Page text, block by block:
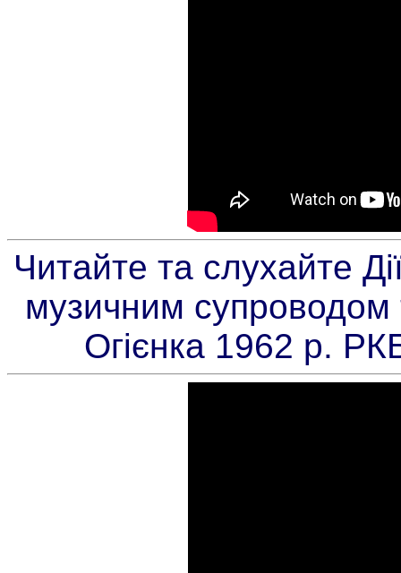
Читайте та слухайте
музичним супроводом
Огієнка 1962 р.